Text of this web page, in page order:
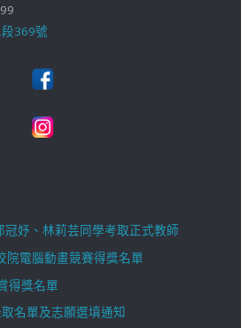
369號
冠妤、林莉芸同學考取正式教師
院電腦動畫競賽得獎名單
得獎名單
名單及志願選填通知